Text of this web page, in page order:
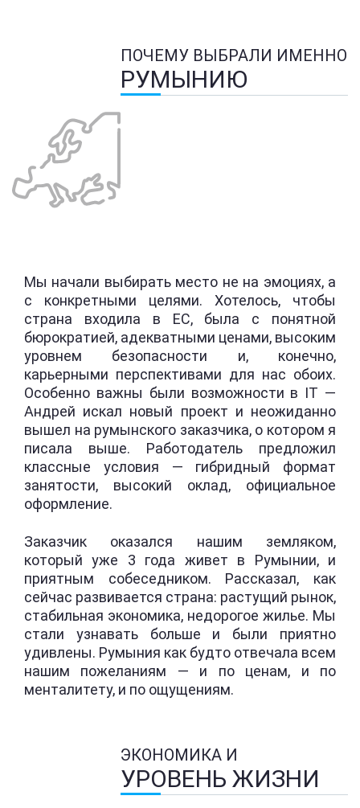
ПОЧЕМУ ВЫБРАЛИ ИМЕННО
РУМЫНИЮ
Мы начали выбирать место не на эмоциях, а
с конкретными целями. Хотелось, чтобы
страна входила в ЕС, была с понятной
бюрократией, адекватными ценами, высоким
уровнем безопасности и, конечно,
карьерными перспективами для нас обоих.
Особенно важны были возможности в IT —
Андрей искал новый проект и неожиданно
вышел на румынского заказчика, о котором я
писала выше. Работодатель предложил
классные условия — гибридный формат
занятости, высокий оклад, официальное
оформление.
Заказчик оказался нашим земляком,
который уже 3 года живет в Румынии, и
приятным собеседником. Рассказал, как
сейчас развивается страна: растущий рынок,
стабильная экономика, недорогое жилье. Мы
стали узнавать больше и были приятно
удивлены. Румыния как будто отвечала всем
нашим пожеланиям — и по ценам, и по
менталитету, и по ощущениям.
ЭКОНОМИКА И
УРОВЕНЬ ЖИЗНИ